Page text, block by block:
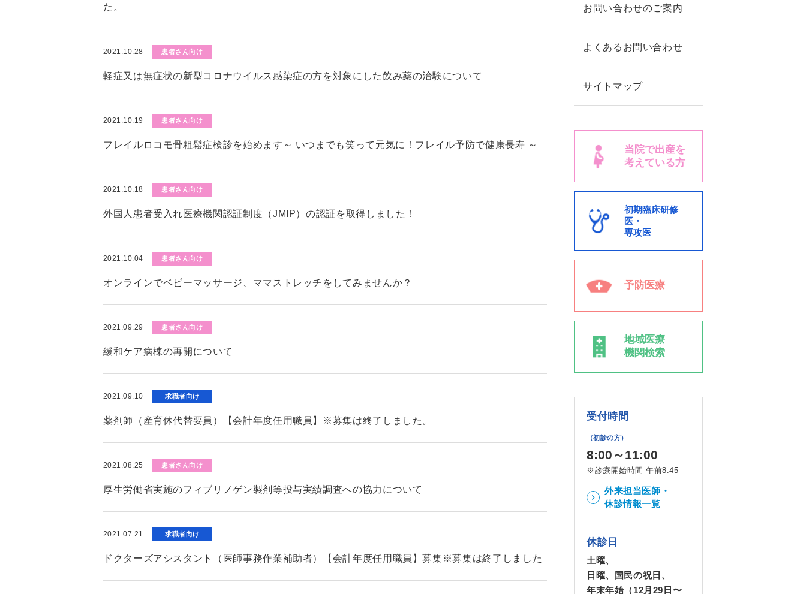
た。
2021.10.28 患者さん向け
軽症又は無症状の新型コロナウイルス感染症の方を対象にした飲み薬の治験について
2021.10.19 患者さん向け
フレイルロコモ骨粗鬆症検診を始めます～ いつまでも笑って元気に！フレイル予防で健康長寿 ～
2021.10.18 患者さん向け
外国人患者受入れ医療機関認証制度（JMIP）の認証を取得しました！
2021.10.04 患者さん向け
オンラインでベビーマッサージ、ママストレッチをしてみませんか？
2021.09.29 患者さん向け
緩和ケア病棟の再開について
2021.09.10 求職者向け
薬剤師（産育休代替要員）【会計年度任用職員】※募集は終了しました。
2021.08.25 患者さん向け
厚生労働省実施のフィブリノゲン製剤等投与実績調査への協力について
2021.07.21 求職者向け
ドクターズアシスタント（医師事務作業補助者）【会計年度任用職員】募集※募集は終了しました
お問い合わせのご案内
よくあるお問い合わせ
サイトマップ
当院で出産を
考えている方
初期臨床研修
医・
専攻医
予防医療
地域医療
機関検索
受付時間
（初診の方）
8:00～11:00
※診療開始時間 午前8:45
外来担当医師・
休診情報一覧
休診日
土曜、
日曜、国民の祝日、
年末年始（12月29日〜